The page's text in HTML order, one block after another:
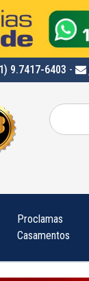
9.7417-6403 -
Pesquisar
por:
Proclamas
Casamentos